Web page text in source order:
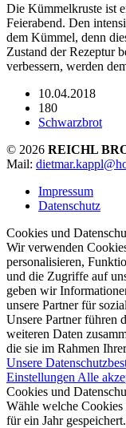
Die Kümmelkruste ist
Feierabend. Den
dem Kümmel, denn
Zustand der Rezeptur
verbessern, werden
10.04.2018
180
Schwarzbrot
© 2026 REICHL
Mail:
Impressum
Datenschutz
Cookies und
Wir verwenden
personalisieren,
und die Zugriffe auf
geben wir
unsere Partner für
Unsere Partner führen
weiteren Daten
die sie im Rahmen
Unsere
Einstellungen Alle
Cookies und
Wähle welche
für ein Jahr gespeichert.